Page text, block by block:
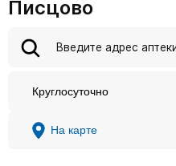
Писцово
Круглосуточно
На карте